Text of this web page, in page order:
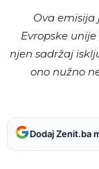
Ova emisija
Evropske
njen sadržaj
ono nužno
Dodaj Zenit.ba